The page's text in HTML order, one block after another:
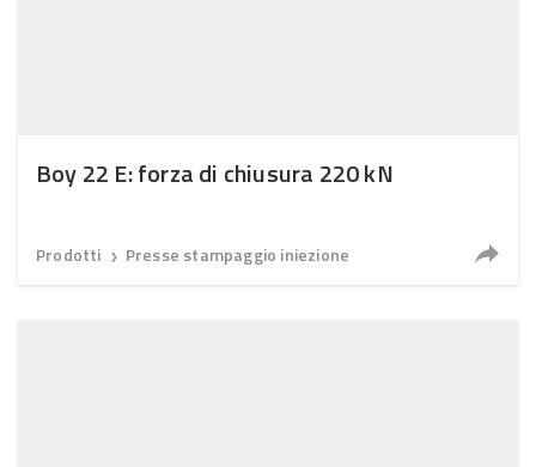
Boy 22 E: forza di chiusura 220 kN
Prodotti ❯ Presse stampaggio iniezione